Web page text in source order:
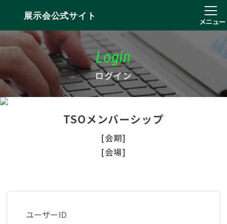
展示会公式サイト
メニュー
Login
ログイン
TSOメンバーシップ
[会期]
[会場]